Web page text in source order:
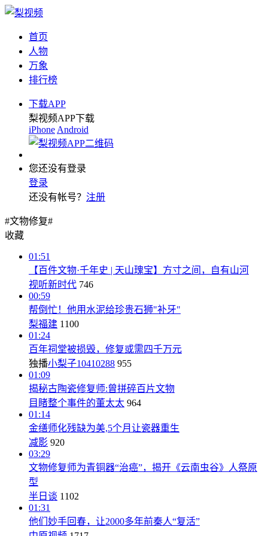
首页
人物
万象
排行榜
下载APP
梨视频APP下载
iPhone Android
您还没有登录
登录
还没有帐号？ 注册
#文物修复#
收藏
01:51
【百件文物·千年史 | 天山瑰宝】方寸之间，自有山河
视听新时代 746
00:59
帮倒忙！他用水泥给珍贵石狮"补牙"
梨福建 1100
01:24
百年祠堂被损毁，修复或需四千万元
独播小梨子10410288 955
01:09
揭秘古陶瓷修复师:曾拼碎百片文物
目睹整个事件的董太太 964
01:14
金缮师化残缺为美,5个月让瓷器重生
减影 920
03:29
文物修复师为青铜器“治癌”，揭开《云南虫谷》人祭原
型
半日谈 1102
01:31
他们妙手回春，让2000多年前秦人“复活”